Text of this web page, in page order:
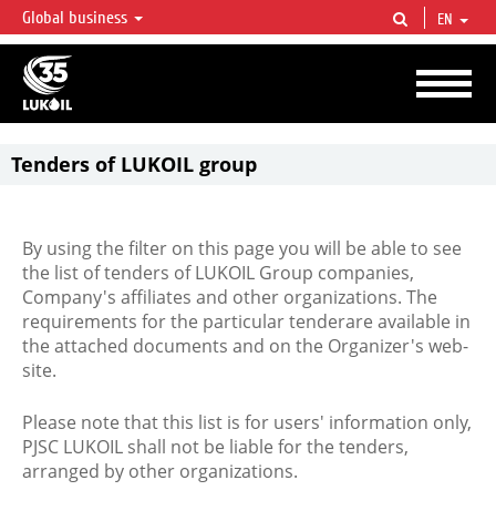
LUKOIL OVERVIEW
LUKOIL is one of the largest oil & gas vertical integrated companies in the world
accounting for over 2% of crude production and circa 1% of proved hydrocarbon
reserves globally.
Global business EN
Tenders of LUKOIL group
By using the filter on this page you will be able to see
the list of tenders of LUKOIL Group companies,
Company's affiliates and other organizations. The
requirements for the particular tenderare available in
the attached documents and on the Organizer's web-
site.
Please note that this list is for users' information only,
PJSC LUKOIL shall not be liable for the tenders,
arranged by other organizations.